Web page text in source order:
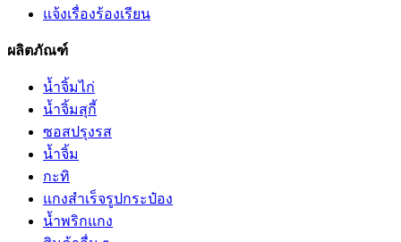
แจ้งเรื่องร้องเรียน
ผลิตภัณฑ์
น้ำจิ้มไก่
น้ำจิ้มสุกี้
ซอสปรุงรส
น้ำจิ้ม
กะทิ
แกงสำเร็จรูปกระป๋อง
น้ำพริกแกง